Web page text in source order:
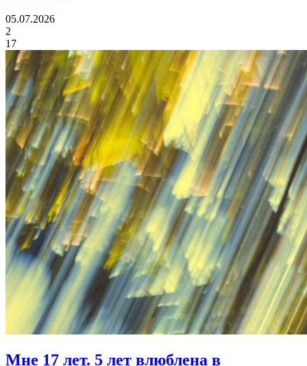
05.07.2026
2
17
Мне 17 лет. 5 лет влюблена в